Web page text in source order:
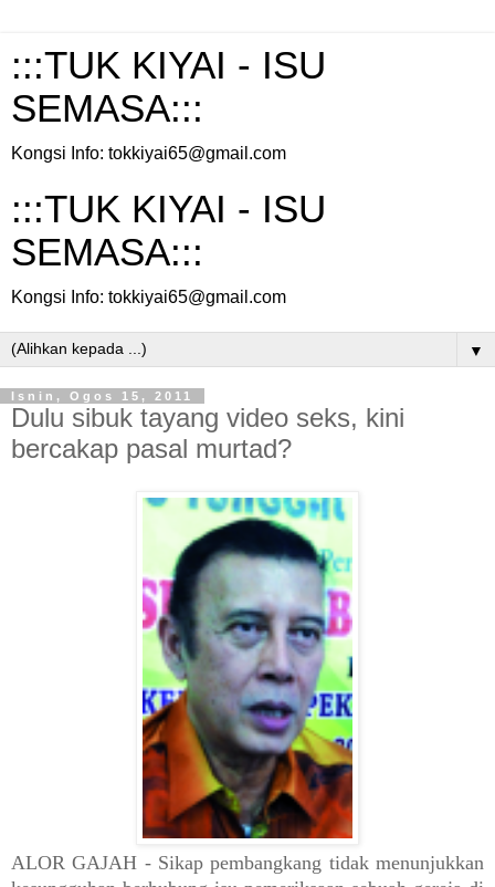
:::TUK KIYAI - ISU
SEMASA:::
Kongsi Info: tokkiyai65@gmail.com
:::TUK KIYAI - ISU
SEMASA:::
Kongsi Info: tokkiyai65@gmail.com
▼
Isnin, Ogos 15, 2011
Dulu sibuk tayang video seks, kini
bercakap pasal murtad?
ALOR GAJAH - Sikap pembangkang tidak menunjukkan